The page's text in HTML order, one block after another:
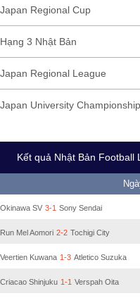
Japan Regional Cup
Hạng 3 Nhật Bản
Japan Regional League
Japan University
Kết quả Nhật Bản Football
Okinawa SV 3-1 Sony Sendai
Run Mel Aomori 2-2 Tochigi City
Veertien Kuwana 1-3 Atletico Suzuka
Criacao Shinjuku 1-1 Verspah Oita